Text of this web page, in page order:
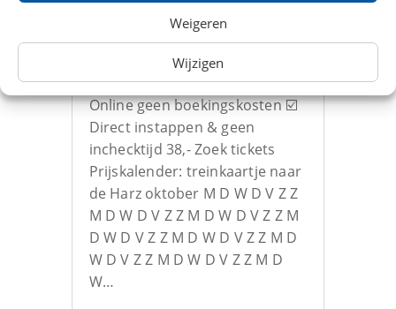
Weigeren
Wijzigen
Trein naar de Harz, Duitsland
☑️ Treintickets v.a. € 38,- ☑️
Online geen boekingskosten ☑️
Direct instappen & geen
inchecktijd 38,- Zoek tickets
Prijskalender: treinkaartje naar
de Harz oktober M D W D V Z Z
M D W D V Z Z M D W D V Z Z M
D W D V Z Z M D W D V Z Z M D
W D V Z Z M D W D V Z Z M D
W…